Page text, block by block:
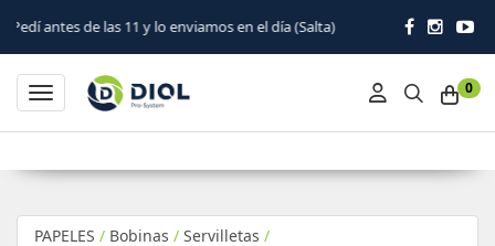
11 y lo enviamos en el día (Salta)
0
Toggle navigation
PAPELES / Bobinas / Servilletas /